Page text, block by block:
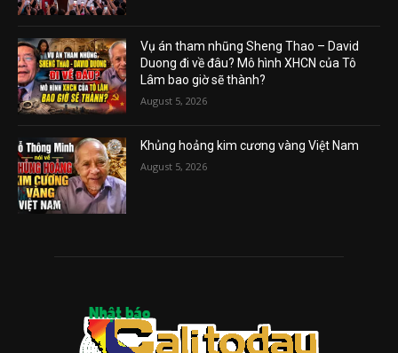
Vụ án tham nhũng Sheng Thao – David
Duong đi về đâu? Mô hình XHCN của Tô
Lâm bao giờ sẽ thành?
August 5, 2026
Khủng hoảng kim cương vàng Việt Nam
August 5, 2026